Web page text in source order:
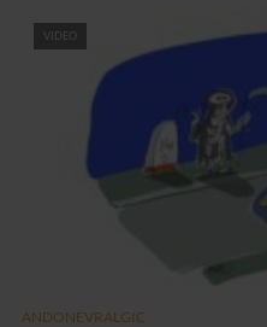
VIDEO
ANDONEVRALGIC